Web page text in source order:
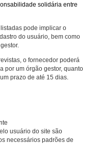
solidária entre
pode implicar o
do usuário, bem como
o fornecedor poderá
por um órgão gestor, quanto
prazo de até 15 dias.
usuário do site são
necessários padrões de